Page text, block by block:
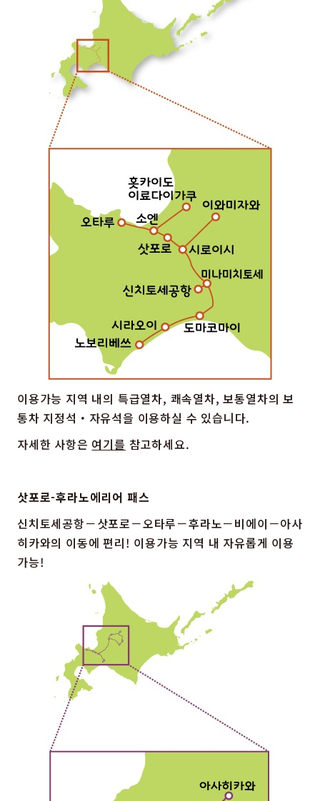
이용가능 지역 내의 특급열차, 쾌속열차, 보통열차의 보
통차 지정석・자유석을 이용하실 수 있습니다.
자세한 사항은 여기를 참고하세요.
삿포로-후라노에리어 패스
신치토세공항－삿포로－오타루－후라노－비에이－아사
히카와의 이동에 편리! 이용가능 지역 내 자유롭게 이용
가능!